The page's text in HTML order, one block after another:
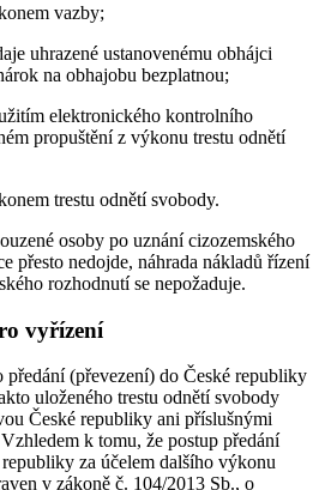
vazby;
uhrazené ustanovenému obhájci
na obhajobu bezplatnou;
elektronického kontrolního
propuštění z výkonu trestu odnětí
trestu odnětí svobody.
osoby po uznání cizozemského
přesto nedojde, náhrada nákladů řízení
rozhodnutí se nepožaduje.
vyřízení
(převezení) do České republiky
uloženého trestu odnětí svobody
České republiky ani příslušnými
k tomu, že postup předání
za účelem dalšího výkonu
v zákoně č. 104/2013 Sb., o